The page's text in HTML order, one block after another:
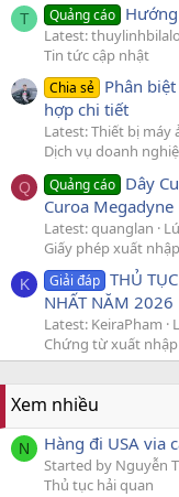
T Quảng cáo
Latest: thuylinhbilalo
Tin tức cập nhật
Chia sẻ Phân
hợp chi tiết
Latest: Thiết bị máy
Dịch vụ doanh
Q Quảng cáo Dây
Curoa Megadyne
Latest: quanglan
Giấy phép xuất
K Giải đáp THỦ
NHẤT NĂM 2026
Latest: KeiraPham
Chứng từ xuất
Xem nhiều
N Hàng đi USA via
Started by Nguyễn
Thủ tục hải quan